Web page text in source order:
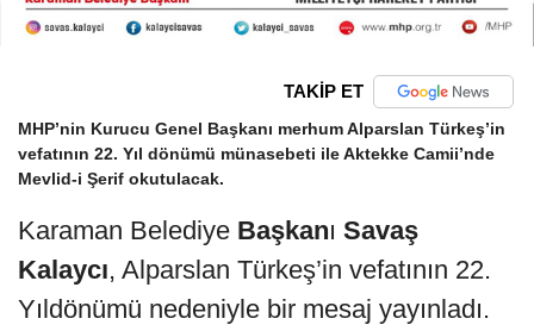
TAKİP ET
MHP’nin Kurucu Genel Başkanı merhum Alparslan Türkeş’in
vefatının 22. Yıl dönümü münasebeti ile Aktekke Camii’nde
Mevlid-i Şerif okutulacak.
Karaman Belediye Başkanı Savaş
Kalaycı, Alparslan Türkeş’in vefatının 22.
Yıldönümü nedeniyle bir mesaj yayınladı.